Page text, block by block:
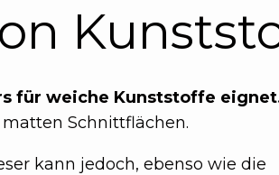
für weiche Kunststoffe
Schnittflächen.
kann jedoch, ebenso wie die